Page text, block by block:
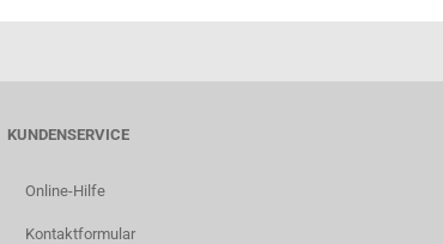
KUNDENSERVICE
Online-Hilfe
Kontaktformular